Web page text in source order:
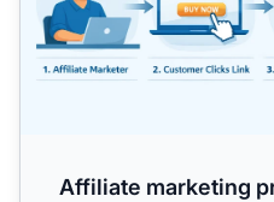
Affiliate marketing